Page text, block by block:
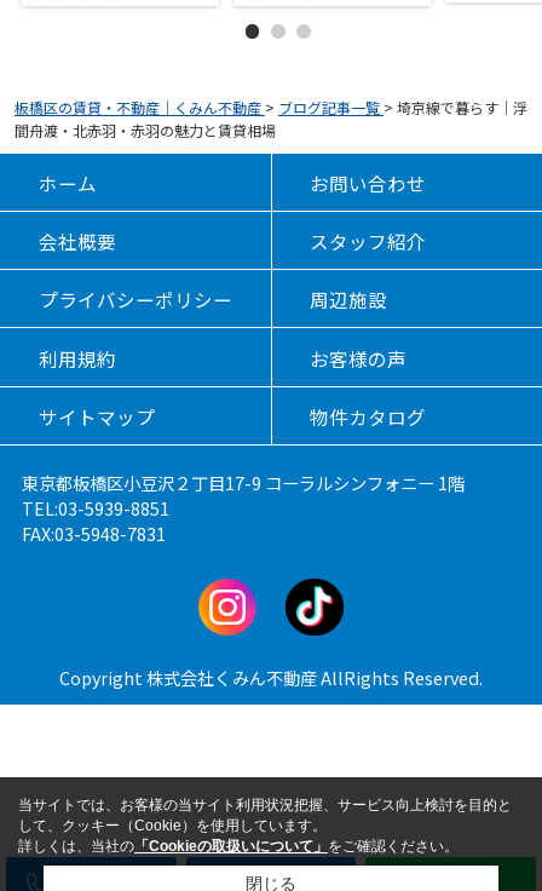
板橋区の賃貸・不動産｜くみん不動産 > ブログ記事一覧 > 埼京線で暮らす｜浮
間舟渡・北赤羽・赤羽の魅力と賃貸相場
ホーム お問い合わせ
会社概要 スタッフ紹介
プライバシーポリシー 周辺施設
利用規約 お客様の声
サイトマップ 物件カタログ
東京都板橋区小豆沢２丁目17-9 コーラルシンフォニー 1階
TEL:03-5939-8851
FAX:03-5948-7831
Copyright 株式会社くみん不動産 AllRights Reserved.
当サイトでは、お客様の当サイト利用状況把握、サービス向上検討を目的と
して、クッキー（Cookie）を使用しています。
詳しくは、当社の 「Cookieの取扱いについて」 をご確認ください。
閉じる